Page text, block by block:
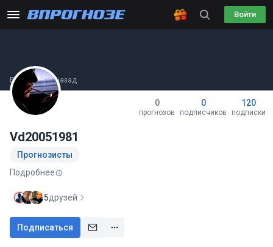
Войти
Был(а) 1 час назад
0
прогнозов
0
подписчиков
120
подписки
Vd20051981
Прогнозисты
Подробнее
5друзей
Подписаться